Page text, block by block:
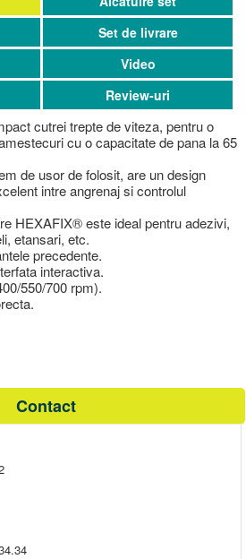
cutrei trepte de viteza, pentru o
cu o capacitate de pana la 65
de usor de folosit, are un design
intre angrenaj si controlul
HEXAFIX® este ideal pentru adezivi,
etansari, etc.
precedente.
interactiva.
550/700 rpm).
Set de livrare
Video
Review-uri
Contact